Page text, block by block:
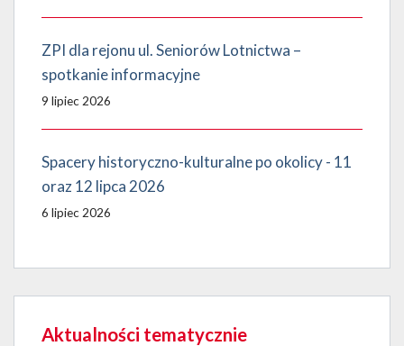
ZPI dla rejonu ul. Seniorów Lotnictwa –
spotkanie informacyjne
9 lipiec 2026
Spacery historyczno-kulturalne po okolicy - 11
oraz 12 lipca 2026
6 lipiec 2026
Aktualności tematycznie